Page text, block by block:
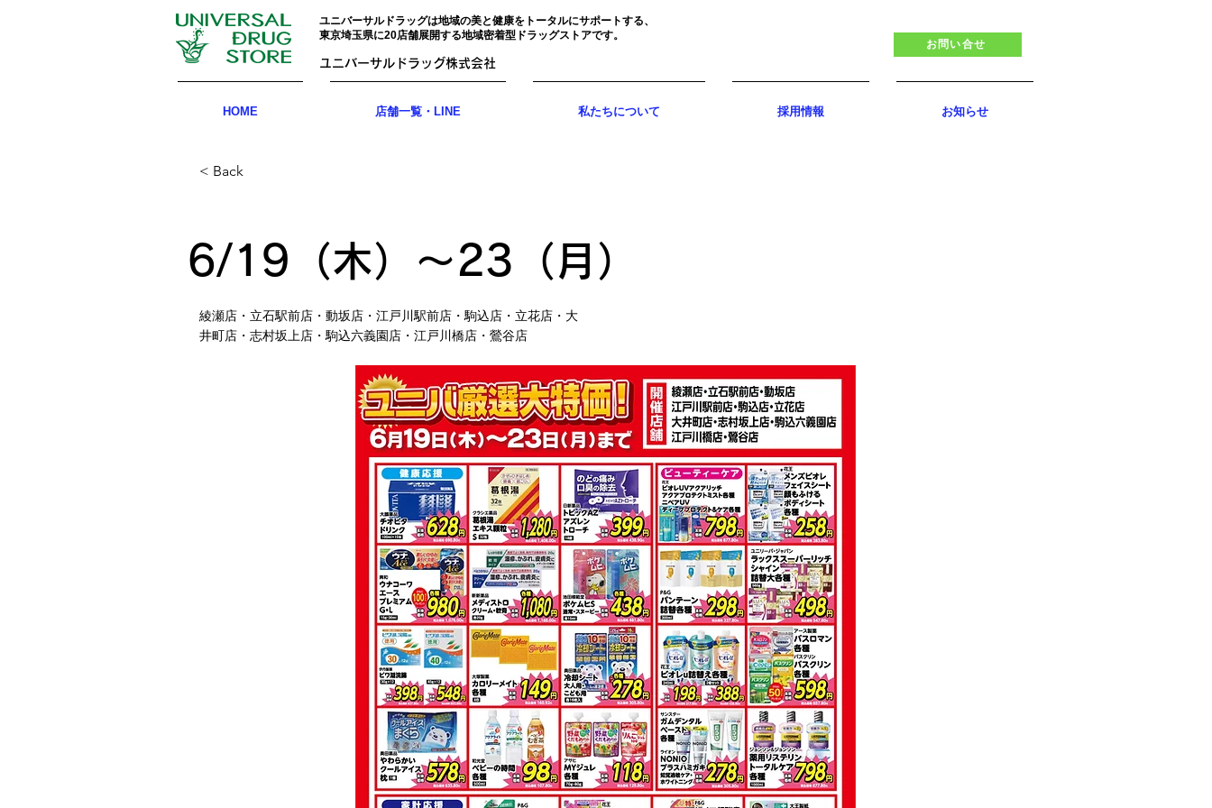
ユニバーサルドラッグは地域の美と健康をトータルにサポートする、
東京埼玉県に20店舗展開する地域密着型ドラッグストアです。
ユニバーサルドラッグ株式会社
お問い合せ
HOME 店舗一覧・LINE 私たちについて 採用情報 お知らせ
< Back
6/19（木）〜23（月）
綾瀬店・立石駅前店・動坂店・江戸川駅前店・駒込店・立花店・大
井町店・志村坂上店・駒込六義園店・江戸川橋店・鶯谷店